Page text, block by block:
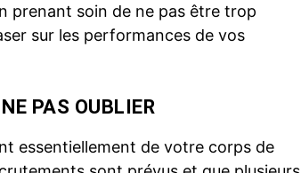
prenant soin de ne pas être trop
sur les performances de vos
PAS OUBLIER
essentiellement de votre corps de